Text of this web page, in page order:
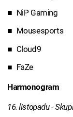
NiP Gaming
Mousesports
Cloud9
FaZe
Harmonogram
16. listopadu -